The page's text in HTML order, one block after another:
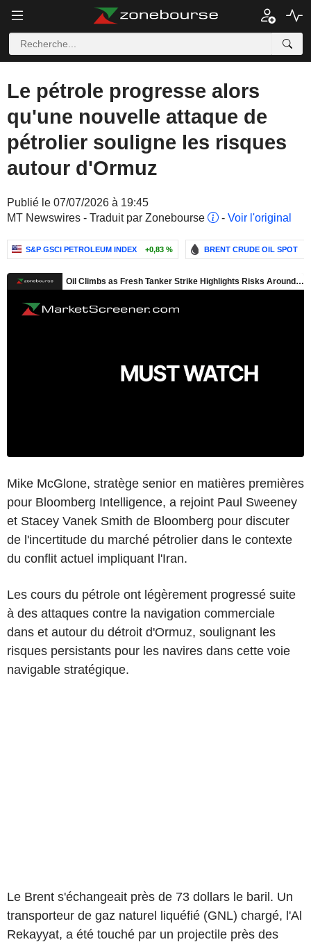
Le pétrole progresse alors
qu'une nouvelle attaque de
pétrolier souligne les risques
autour d'Ormuz
Publié le 07/07/2026 à 19:45
MT Newswires - Traduit par Zonebourse
- Voir l'original
S&P GSCI PETROLEUM INDEX +0,83 % BRENT CRUDE OIL SPOT
Mike McGlone, stratège senior en matières premières
pour Bloomberg Intelligence, a rejoint Paul Sweeney
et Stacey Vanek Smith de Bloomberg pour discuter
de l'incertitude du marché pétrolier dans le contexte
du conflit actuel impliquant l'Iran.
Les cours du pétrole ont légèrement progressé suite
à des attaques contre la navigation commerciale
dans et autour du détroit d'Ormuz, soulignant les
risques persistants pour les navires dans cette voie
navigable stratégique.
Le Brent s'échangeait près de 73 dollars le baril. Un
transporteur de gaz naturel liquéfié (GNL) chargé, l'Al
Rekayyat, a été touché par un projectile près des